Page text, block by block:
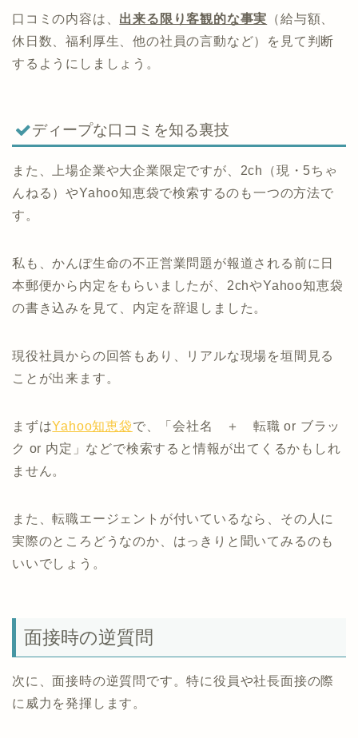
口コミの内容は、 出来る限り客観的な事実 （給与額、
休日数、福利厚生、他の社員の言動など）を見て判断
するようにしましょう。
ディープな口コミを知る裏技
また、上場企業や大企業限定ですが、2ch（現・5ちゃ
んねる）やYahoo知恵袋で検索するのも一つの方法で
す。
私も、かんぽ生命の不正営業問題が報道される前に日
本郵便から内定をもらいましたが、2chやYahoo知恵袋
の書き込みを見て、内定を辞退しました。
現役社員からの回答もあり、リアルな現場を垣間見る
ことが出来ます。
まずはYahoo知恵袋で、「会社名 ＋ 転職 or ブラッ
ク or 内定」などで検索すると情報が出てくるかもしれ
ません。
また、転職エージェントが付いているなら、その人に
実際のところどうなのか、はっきりと聞いてみるのも
いいでしょう。
面接時の逆質問
次に、面接時の逆質問です。特に役員や社長面接の際
に威力を発揮します。